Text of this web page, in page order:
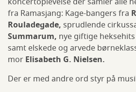
fra Ramasjang: Kage-bangers fra
Rouladegade, sprudlende
Summarum, nye giftige
samt elskede og arvede
mor Elisabeth G. Nielsen.
Der er med andre ord styr på